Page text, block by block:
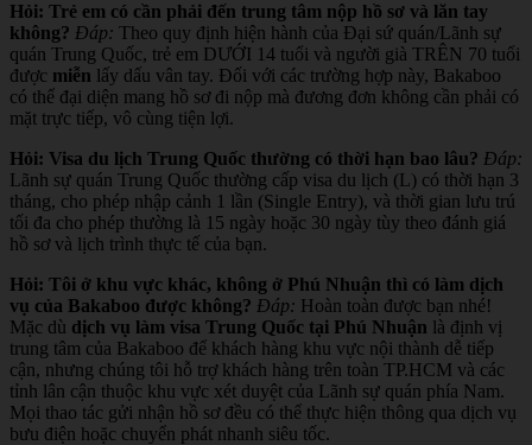
Hỏi: Trẻ em có cần phải đến trung tâm nộp hồ sơ và lăn tay
không? Đáp: Theo quy định hiện hành của Đại sứ quán/Lãnh sự
quán Trung Quốc, trẻ em DƯỚI 14 tuổi và người già TRÊN 70 tuổi
được miễn lấy dấu vân tay. Đối với các trường hợp này, Bakaboo
có thể đại diện mang hồ sơ đi nộp mà đương đơn không cần phải có
mặt trực tiếp, vô cùng tiện lợi.
Hỏi: Visa du lịch Trung Quốc thường có thời hạn bao lâu? Đáp:
Lãnh sự quán Trung Quốc thường cấp visa du lịch (L) có thời hạn 3
tháng, cho phép nhập cảnh 1 lần (Single Entry), và thời gian lưu trú
tối đa cho phép thường là 15 ngày hoặc 30 ngày tùy theo đánh giá
hồ sơ và lịch trình thực tế của bạn.
Hỏi: Tôi ở khu vực khác, không ở Phú Nhuận thì có làm dịch
vụ của Bakaboo được không? Đáp: Hoàn toàn được bạn nhé!
Mặc dù dịch vụ làm visa Trung Quốc tại Phú Nhuận là định vị
trung tâm của Bakaboo để khách hàng khu vực nội thành dễ tiếp
cận, nhưng chúng tôi hỗ trợ khách hàng trên toàn TP.HCM và các
tỉnh lân cận thuộc khu vực xét duyệt của Lãnh sự quán phía Nam.
Mọi thao tác gửi nhận hồ sơ đều có thể thực hiện thông qua dịch vụ
bưu điện hoặc chuyển phát nhanh siêu tốc.